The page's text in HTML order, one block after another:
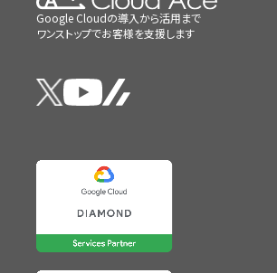
Google Cloudの導入から活用まで
ワンストップでお客様を支援します